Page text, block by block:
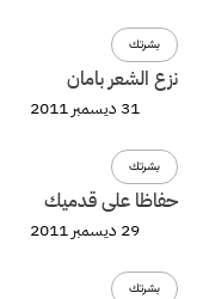
بشرتك
نزع الشعر بامان
31 ديسمبر 2011
بشرتك
حفاظا على قدميك
29 ديسمبر 2011
بشرتك